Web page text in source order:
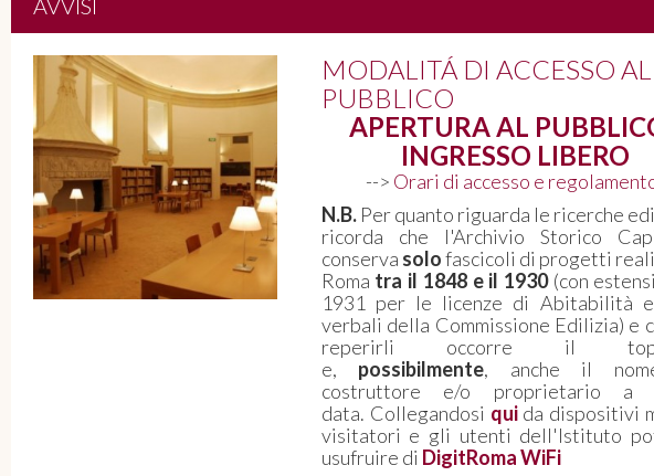
MODALITÁ DI ACCESSO AL
PUBBLICO
APERTURA AL
INGRESSO LIBERO
--> Orari di accesso e
N.B.Per quanto riguarda le ricerche
ricorda che l'Archivio Storico
conserva solofascicoli di progetti
Roma tra il 1848 e il 1930(con
1931 per le licenze di Abitabilità
verbali della Commissione Edilizia) e
reperirli occorre il
e, possibilmente, anche il
costruttore e/o proprietario a
data. Collegandosi qui da dispositivi
visitatori e gli utenti dell'Istituto
usufruire di DigitRoma WiFi
Roma 1943-1946. Quello che le
carte non dicono: voci della città
dalla Resistenza alla Costituzione
L'Archivio Storico Capitolino aderisce ad
Archivissima 2026 - Il 5 giugno “La Notte
degli Archivi” dedicata alla memoria della
Resistenza e della nascita della
Repubblica - PERCORSO ESPOSITIVO
VISITABILE FINO A FINE SETTEMBRE